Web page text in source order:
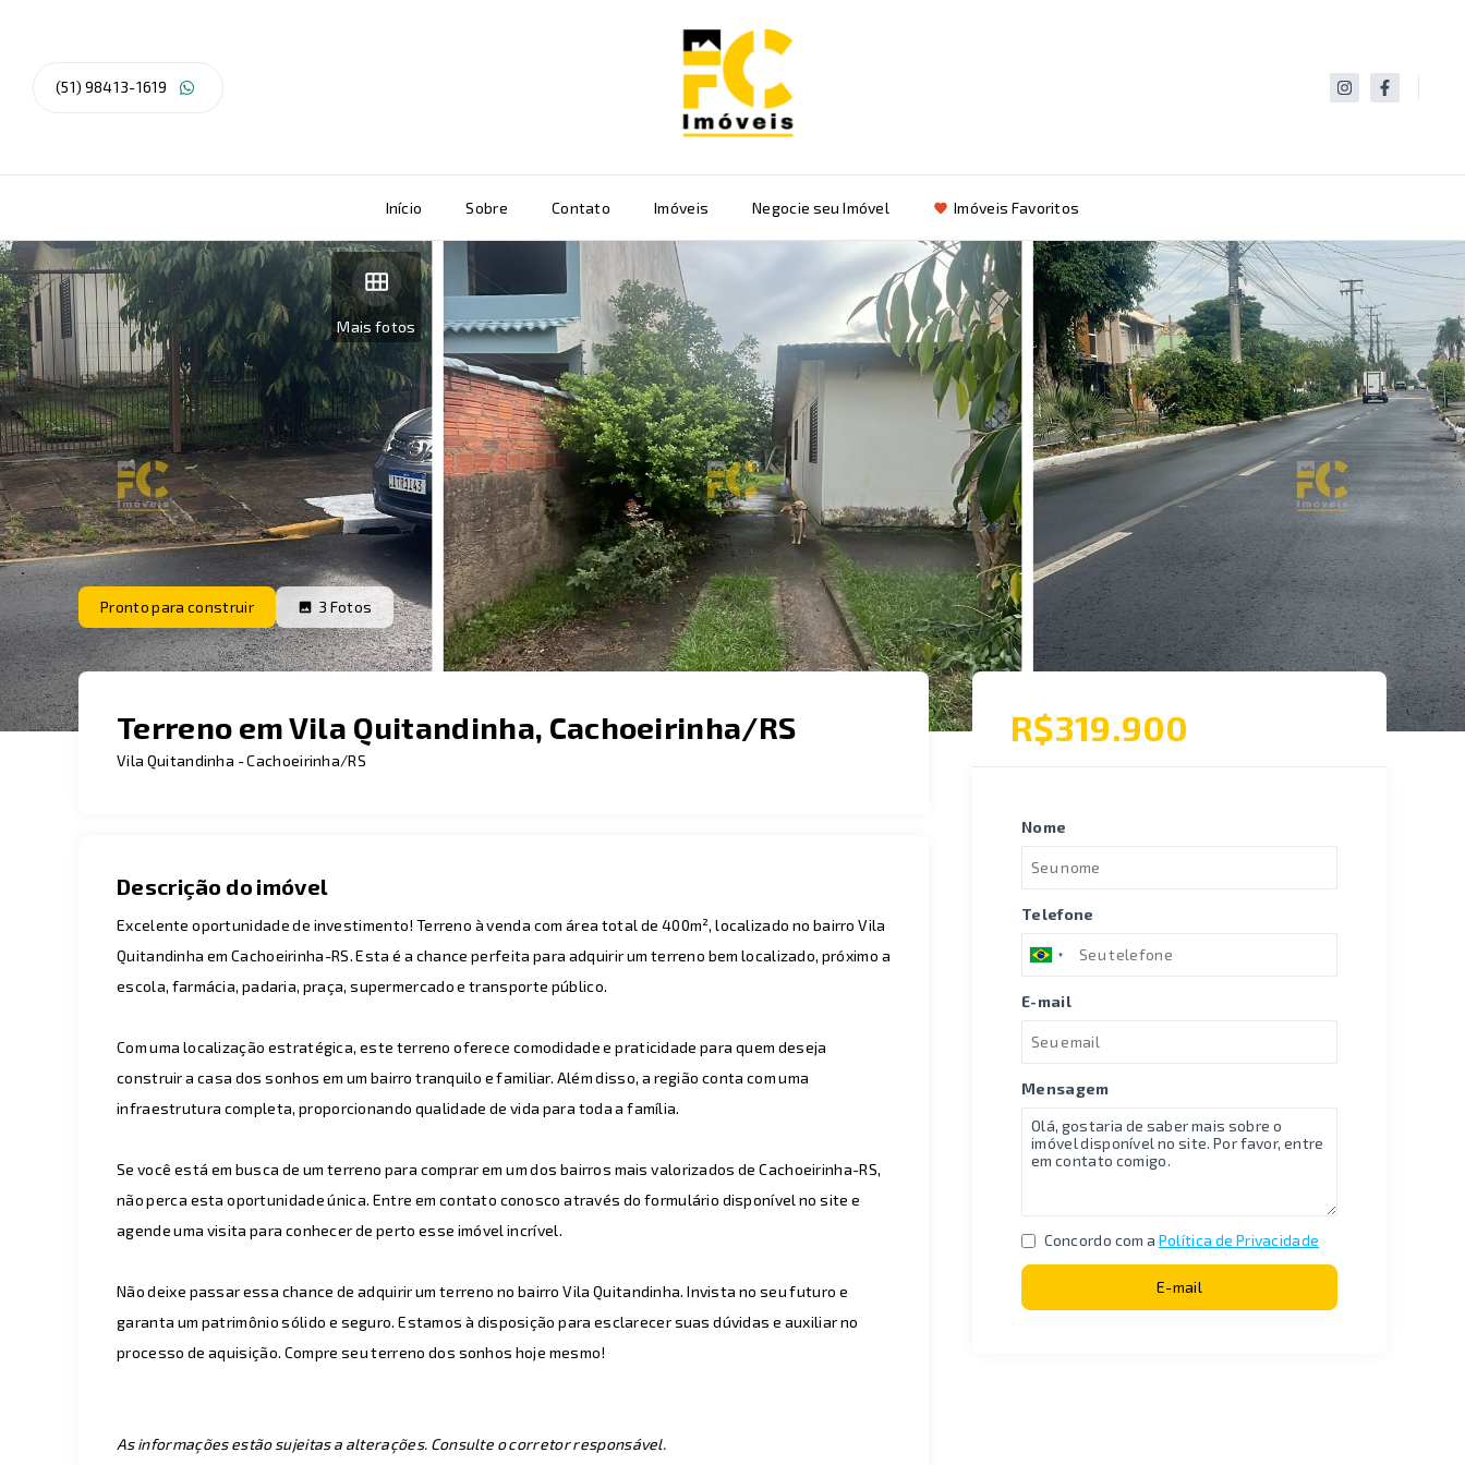
(51) 98413-1619
Início Sobre Contato Imóveis Negocie seu Imóvel Imóveis Favoritos
Mais fotos
Pronto para construir 3 Fotos
Terreno em Vila Quitandinha, Cachoeirinha/RS
Vila Quitandinha - Cachoeirinha/RS
Descrição do imóvel
Excelente oportunidade de investimento! Terreno à venda com área total de 400m², localizado no bairro Vila
Quitandinha em Cachoeirinha-RS. Esta é a chance perfeita para adquirir um terreno bem localizado, próximo a
escola, farmácia, padaria, praça, supermercado e transporte público.
Com uma localização estratégica, este terreno oferece comodidade e praticidade para quem deseja
construir a casa dos sonhos em um bairro tranquilo e familiar. Além disso, a região conta com uma
infraestrutura completa, proporcionando qualidade de vida para toda a família.
Se você está em busca de um terreno para comprar em um dos bairros mais valorizados de Cachoeirinha-RS,
não perca esta oportunidade única. Entre em contato conosco através do formulário disponível no site e
agende uma visita para conhecer de perto esse imóvel incrível.
Não deixe passar essa chance de adquirir um terreno no bairro Vila Quitandinha. Invista no seu futuro e
garanta um patrimônio sólido e seguro. Estamos à disposição para esclarecer suas dúvidas e auxiliar no
processo de aquisição. Compre seu terreno dos sonhos hoje mesmo!
As informações estão sujeitas a alterações. Consulte o corretor responsável.
R$319.900
Nome
Telefone
E-mail
Mensagem
Concordo com a Política de Privacidade
E-mail